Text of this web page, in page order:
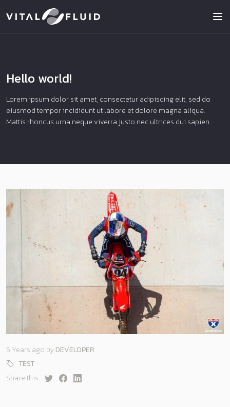
Hello world!
Lorem ipsum dolor sit amet, consectetur adipiscing elit, sed do
eiusmod tempor incididunt ut labore et dolore magna aliqua.
Mattis rhoncus urna neque viverra justo nec ultrices dui sapien.
5 Years ago by DEVELOPER
TEST
Share this